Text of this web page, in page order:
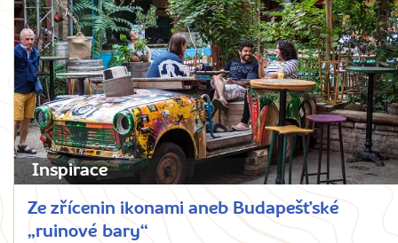
Inspirace
Ze zřícenin ikonami aneb Budapešťské
„ruinové bary“